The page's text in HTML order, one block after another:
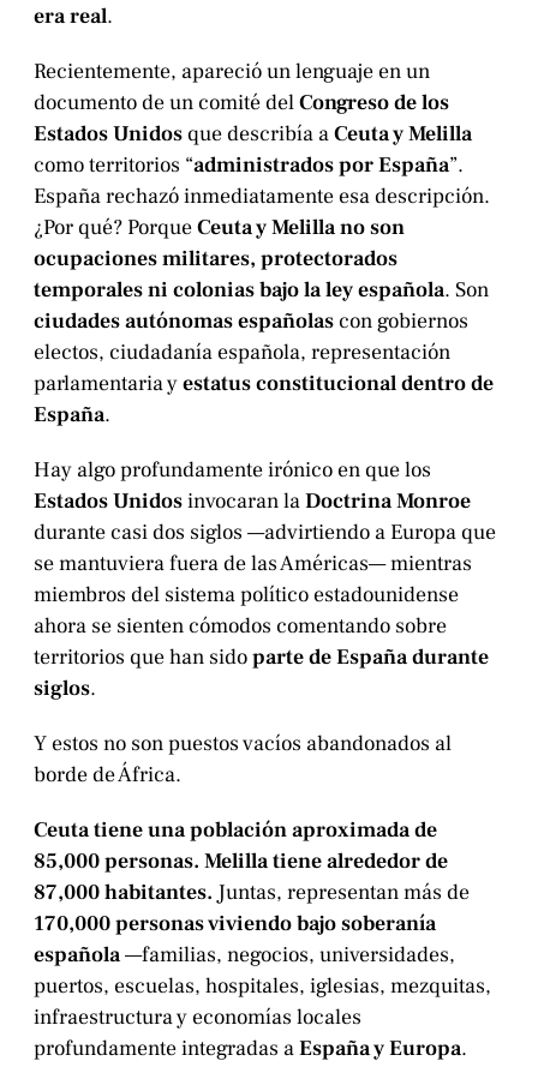
era real.
Recientemente, apareció un lenguaje en un
documento de un comité delCongreso de los
Estados Unidosque describía aCeuta y Melilla
como territorios “administrados por España”.
España rechazó inmediatamente esa descripción.
¿Por qué? PorqueCeuta y Melilla no son
ocupaciones militares, protectorados
temporales ni colonias bajo la ley española. Son
ciudades autónomas españolas con gobiernos
electos, ciudadanía española, representación
parlamentaria yestatus constitucional dentro de
España.
Hay algo profundamente irónico en que los
Estados Unidosinvocaran laDoctrina Monroe
durante casi dos siglos —advirtiendo a Europa que
se mantuviera fuera de las Américas— mientras
miembros del sistema político estadounidense
ahora se sienten cómodos comentando sobre
territorios que han sidoparte de España durante
siglos.
Y estos no son puestos vacíos abandonados al
borde de África.
Ceuta tiene una población aproximada de
85,000 personas. Melilla tiene alrededor de
87,000 habitantes. Juntas, representan más de
170,000 personas viviendo bajo soberanía
española—familias, negocios, universidades,
puertos, escuelas, hospitales, iglesias, mezquitas,
infraestructura y economías locales
profundamente integradas aEspaña y Europa.